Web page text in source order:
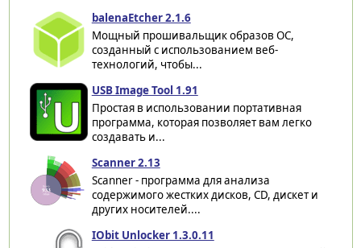
balenaEtcher 2.1.6
Мощный прошивальщик образов ОС,
созданный с использованием веб-
технологий, чтобы...
USB Image Tool 1.91
Простая в использовании портативная
программа, которая позволяет вам легко
создавать и...
Scanner 2.13
Scanner - программа для анализа
содержимого жестких дисков, CD, дискет и
других носителей....
IObit Unlocker 1.3.0.11